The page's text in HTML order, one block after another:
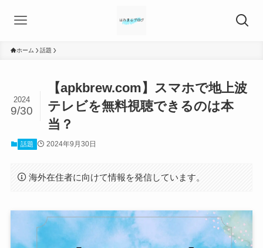
ホーム 話題
【apkbrew.com】スマホで地上波
テレビを無料視聴できるのは本
当？
2024
9/30
話題 2024年9月30日
海外在住者に向けて情報を発信しています。